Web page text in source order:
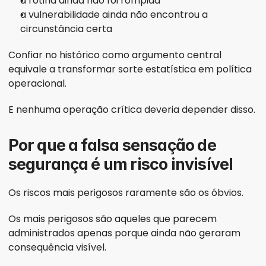
a vulnerabilidade ainda não encontrou a
circunstância certa
Confiar no histórico como argumento central
equivale a transformar sorte estatística em política
operacional.
E nenhuma operação crítica deveria depender disso.
Por que a falsa sensação de
segurança é um risco invisível
Os riscos mais perigosos raramente são os óbvios.
Os mais perigosos são aqueles que parecem
administrados apenas porque ainda não geraram
consequência visível.